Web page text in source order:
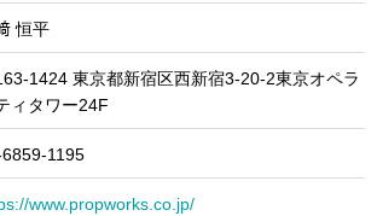
恒平
1424 東京都新宿区西新宿3-20-2東京オペラ
ィタワー24F
1195
www.propworks.co.jp/